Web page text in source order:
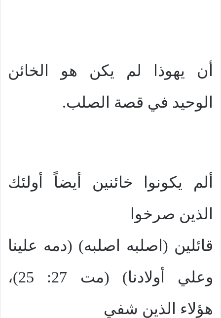
أن يهوذا لم يكن هو الخائن
الوحيد في قصة الصلب.
ألم يكونوا خائنين أيضاً أولئك
الذين صرخوا
قائلين (اصلبه اصلبه) (دمه علينا
وعلي أولادنا) (مت 27: 25)،
هؤلاء الذين شفي